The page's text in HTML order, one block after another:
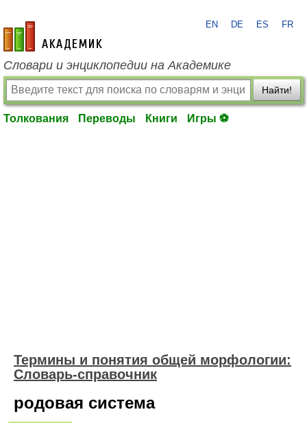
academic.ru
EN DE ES FR
Словари и энциклопедии на Академике
Найти!
Толкования Переводы Книги Игры ⚽
Термины и понятия общей морфологии:
Словарь-справочник
родовая система